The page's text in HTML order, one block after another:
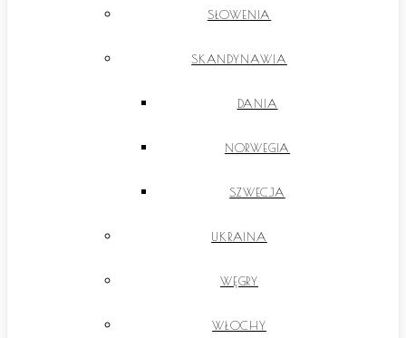
SŁOWENIA
SKANDYNAWIA
DANIA
NORWEGIA
SZWECJA
UKRAINA
WĘGRY
WŁOCHY